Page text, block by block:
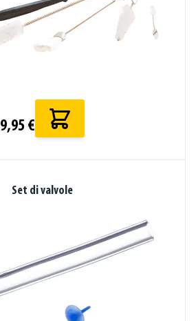
9,95 €
Set di valvole